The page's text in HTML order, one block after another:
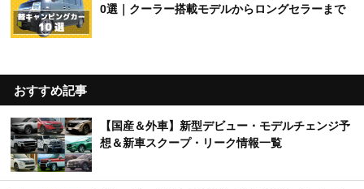
0選｜クーラー搭載モデルからロングセラーまで
おすすめ記事
【国産＆外車】新型デビュー・モデルチェンジ予
想＆新車スクープ・リーク情報一覧